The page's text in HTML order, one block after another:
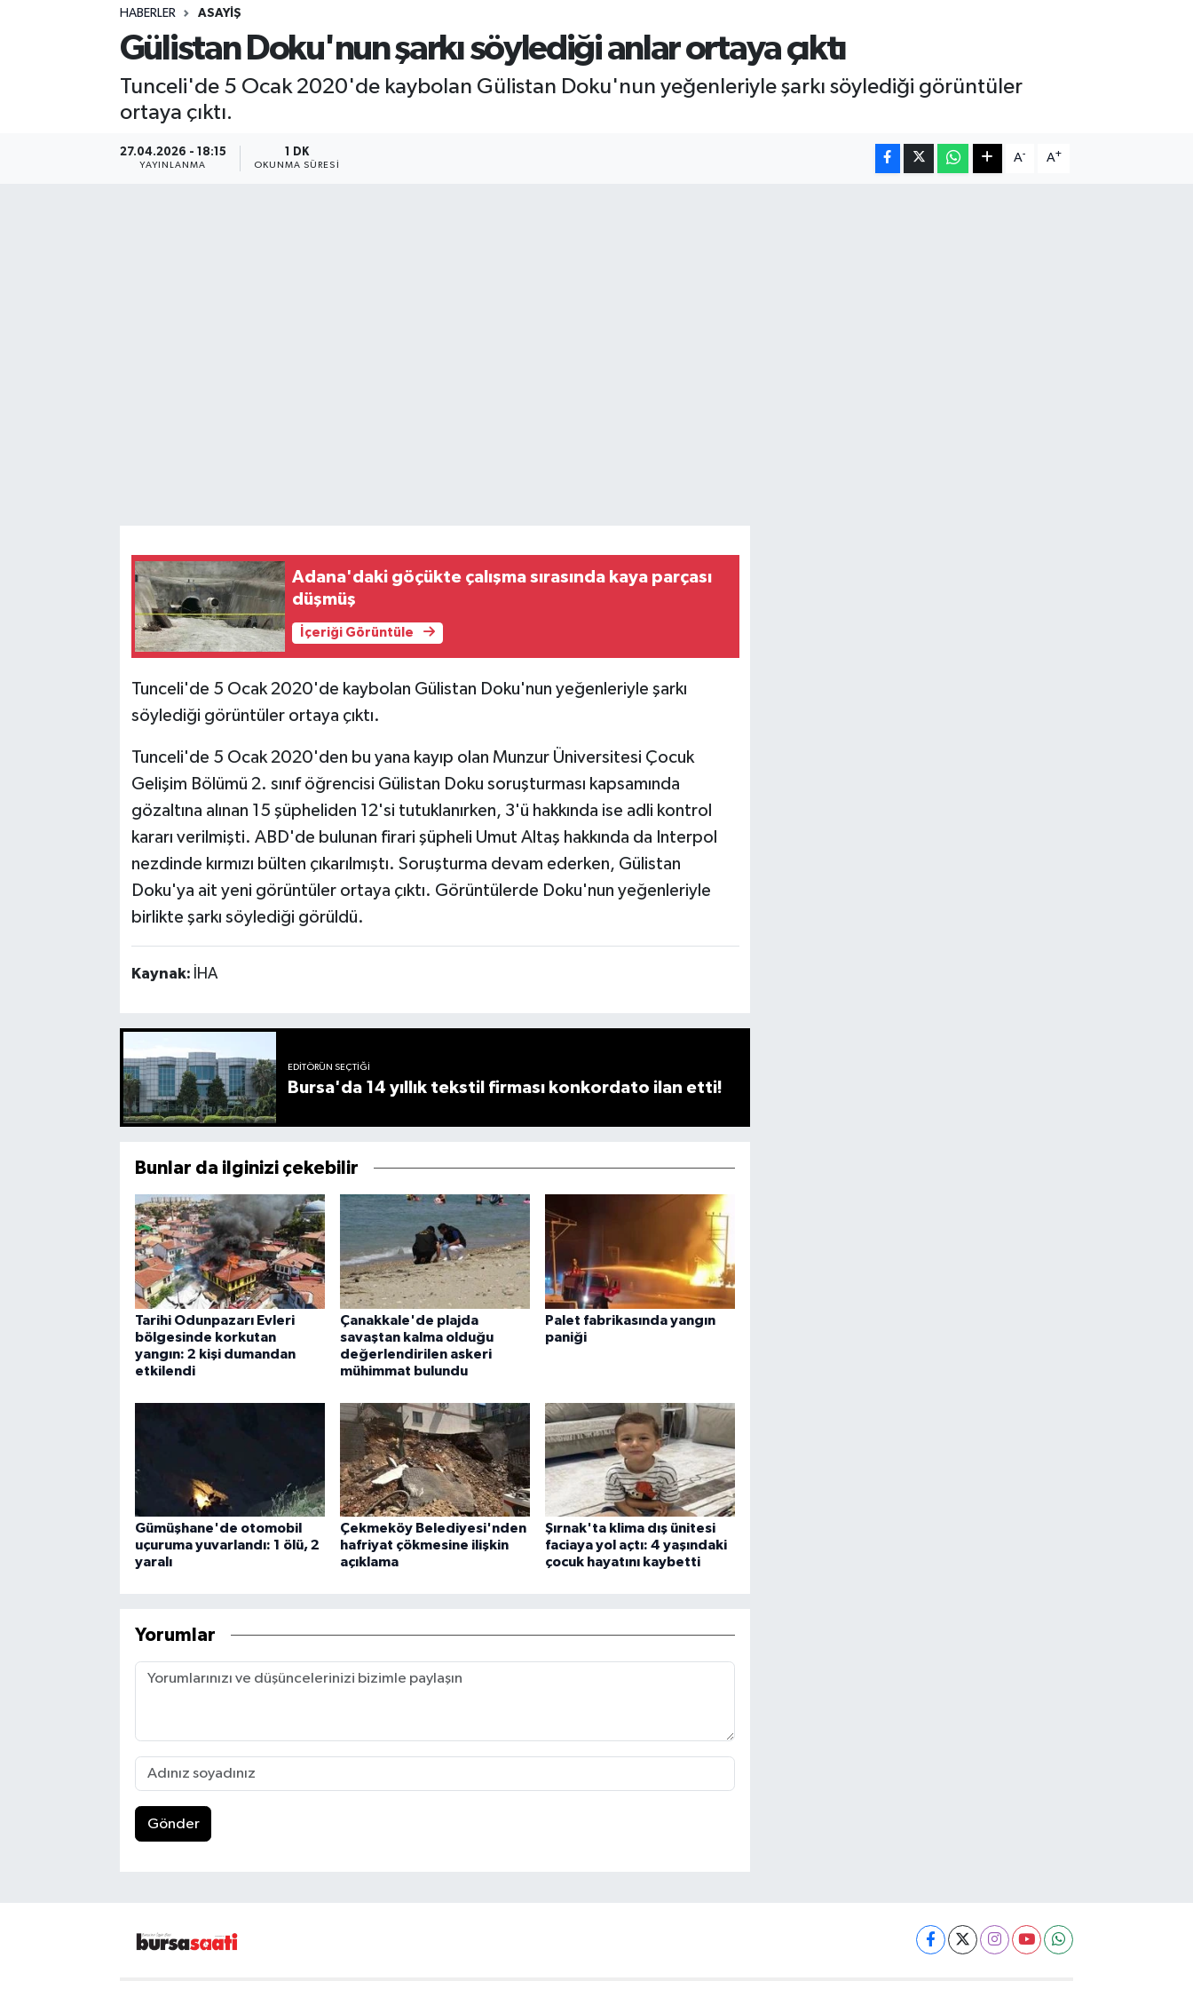
HABERLER ASAYIŞ
Gülistan Doku'nun şarkı söylediği anlar ortaya çıktı
Tunceli'de 5 Ocak 2020'de kaybolan Gülistan Doku'nun yeğenleriyle şarkı söylediği görüntüler
ortaya çıktı.
27.04.2026 - 18:15
YAYINLANMA
1 DK
OKUNMA SÜRESI
A- A+
Adana'daki göçükte çalışma sırasında kaya parçası
düşmüş
İçeriği Görüntüle
Tunceli'de 5 Ocak 2020'de kaybolan Gülistan Doku'nun yeğenleriyle şarkı
söylediği görüntüler ortaya çıktı.
Tunceli'de 5 Ocak 2020'den bu yana kayıp olan Munzur Üniversitesi Çocuk
Gelişim Bölümü 2. sınıf öğrencisi Gülistan Doku soruşturması kapsamında
gözaltına alınan 15 şüpheliden 12'si tutuklanırken, 3'ü hakkında ise adli kontrol
kararı verilmişti. ABD'de bulunan firari şüpheli Umut Altaş hakkında da Interpol
nezdinde kırmızı bülten çıkarılmıştı. Soruşturma devam ederken, Gülistan
Doku'ya ait yeni görüntüler ortaya çıktı. Görüntülerde Doku'nun yeğenleriyle
birlikte şarkı söylediği görüldü.
Kaynak: İHA
EDITÖRÜN SEÇTIĞI
Bursa'da 14 yıllık tekstil firması konkordato ilan etti!
Bunlar da ilginizi çekebilir
Tarihi Odunpazarı Evleri
bölgesinde korkutan
yangın: 2 kişi dumandan
etkilendi
Çanakkale'de plajda
savaştan kalma olduğu
değerlendirilen askeri
mühimmat bulundu
Palet fabrikasında yangın
paniği
Gümüşhane'de otomobil
uçuruma yuvarlandı: 1 ölü, 2
yaralı
Çekmeköy Belediyesi'nden
hafriyat çökmesine ilişkin
açıklama
Şırnak'ta klima dış ünitesi
faciaya yol açtı: 4 yaşındaki
çocuk hayatını kaybetti
Yorumlar
Gönder